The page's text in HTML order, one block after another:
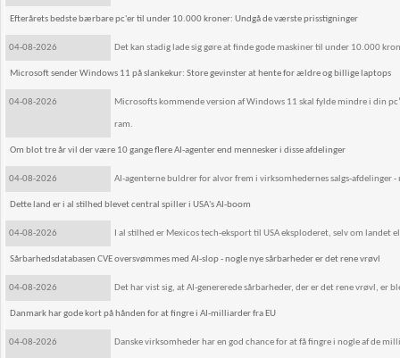
Efterårets bedste bærbare pc'er til under 10.000 kroner: Undgå de værste prisstigninger
04-08-2026 Det kan stadig lade sig gøre at finde gode maskiner til under 10.000
Microsoft sender Windows 11 på slankekur: Store gevinster at hente for ældre og billige laptops
04-08-2026 Microsofts kommende version af Windows 11 skal fylde mindre i din
ram.
Om blot tre år vil der være 10 gange flere AI-agenter end mennesker i disse afdelinger
04-08-2026 AI-agenterne buldrer for alvor frem i virksomhedernes salgs-
Dette land er i al stilhed blevet central spiller i USA's AI-boom
04-08-2026 I al stilhed er Mexicos tech-eksport til USA eksploderet, selv om
Sårbarhedsdatabasen CVE oversvømmes med AI-slop - nogle nye sårbarheder er det rene vrøvl
04-08-2026 Det har vist sig, at AI-genererede sårbarheder, der er det rene vrøvl, er
Danmark har gode kort på hånden for at fingre i AI-milliarder fra EU
04-08-2026 Danske virksomheder har en god chance for at få fingre i nogle af de